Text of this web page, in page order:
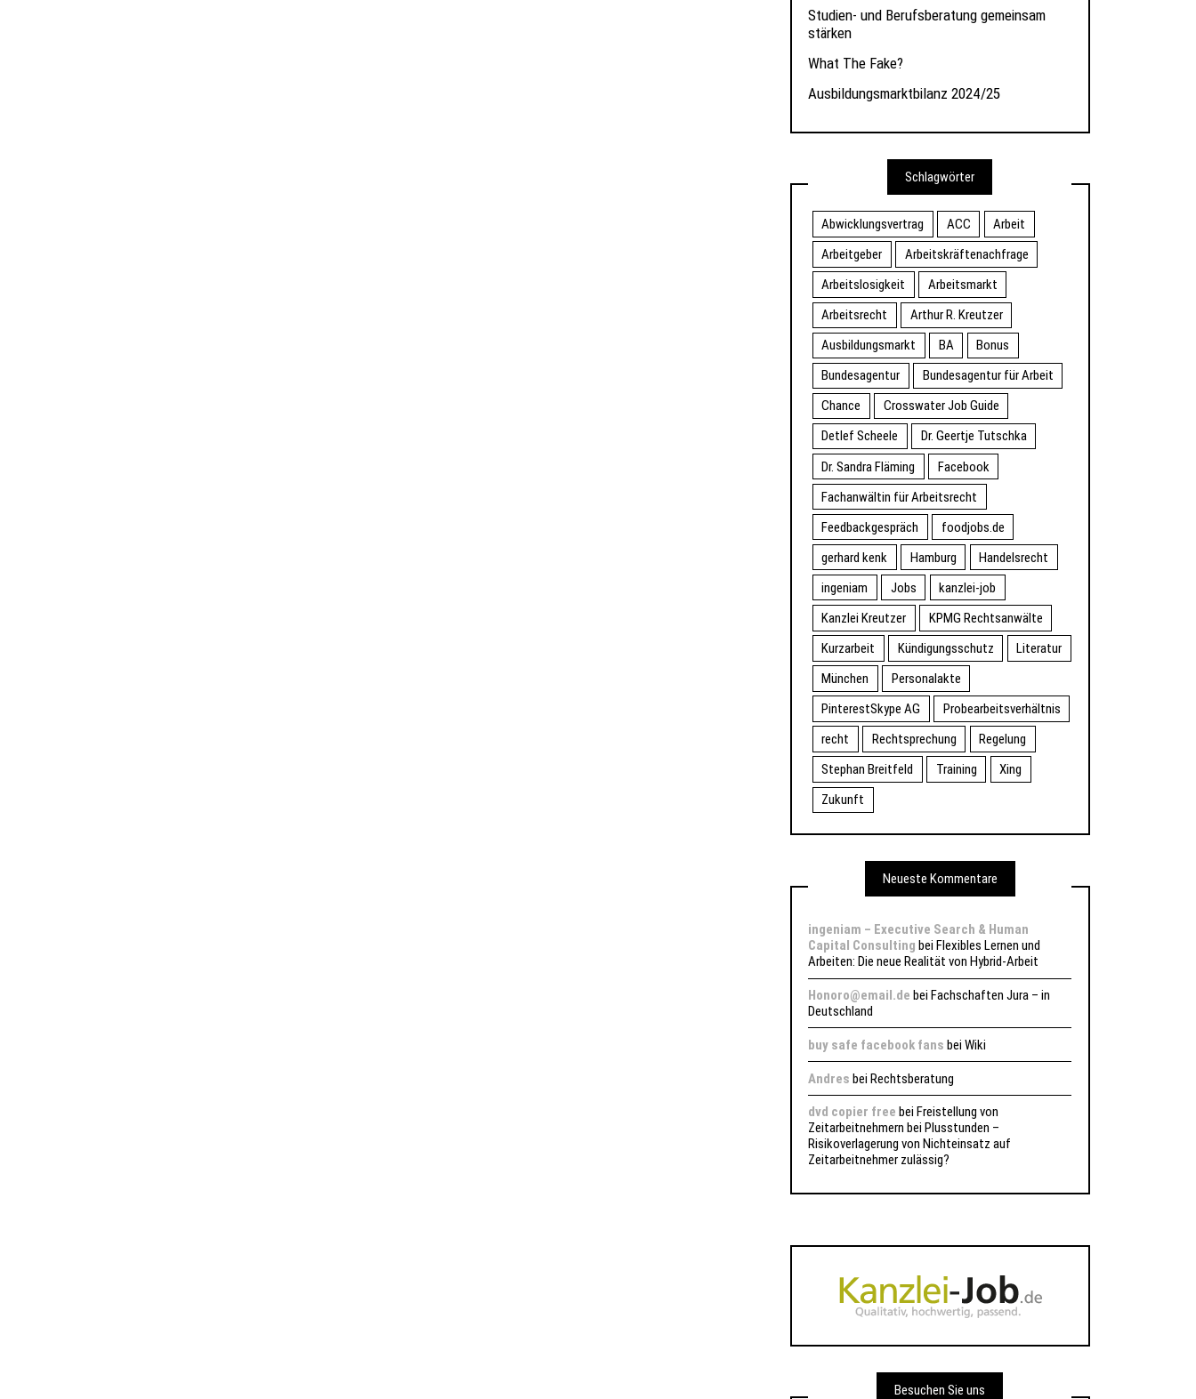
Studien- und Berufsberatung gemeinsam
stärken
What The Fake?
Ausbildungsmarktbilanz 2024/25
Schlagwörter
Abwicklungsvertrag ACC
Arbeit
Arbeitgeber
Arbeitskräftenachfrage
Arbeitslosigkeit
Arbeitsmarkt
Arbeitsrecht
Arthur R. Kreutzer
Ausbildungsmarkt
BA
Bonus
Bundesagentur
Bundesagentur für Arbeit
Chance
Crosswater Job Guide
Detlef Scheele
Dr. Geertje Tutschka
Dr. Sandra Fläming
Facebook
Fachanwältin für Arbeitsrecht
Feedbackgespräch
foodjobs.de
gerhard kenk
Hamburg
Handelsrecht
ingeniam
Jobs
kanzlei-job
Kanzlei Kreutzer
KPMG Rechtsanwälte
Kurzarbeit
Kündigungsschutz
Literatur
München
Personalakte
PinterestSkype AG
Probearbeitsverhältnis
recht
Rechtsprechung
Regelung
Stephan Breitfeld
Training
Xing
Zukunft
Neueste Kommentare
ingeniam – Executive Search & Human
Capital Consulting bei Flexibles Lernen und
Arbeiten: Die neue Realität von Hybrid-Arbeit
Honoro@email.de beiFachschaften Jura – in
Deutschland
buy safe facebook fans beiWiki
Andres beiRechtsberatung
dvd copier free bei Freistellung von
Zeitarbeitnehmern bei Plusstunden –
Risikoverlagerung von Nichteinsatz auf
Zeitarbeitnehmer zulässig?
Besuchen Sie uns